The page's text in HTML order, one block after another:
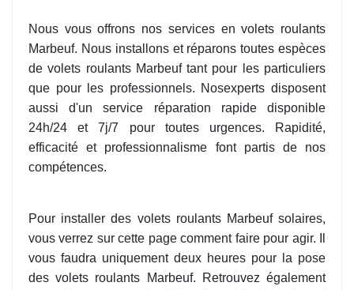
Nous vous offrons nos services en volets roulants
Marbeuf. Nous installons et réparons toutes espèces
de volets roulants Marbeuf tant pour les particuliers
que pour les professionnels. Nosexperts disposent
aussi d'un service réparation rapide disponible
24h/24 et 7j/7 pour toutes urgences. Rapidité,
efficacité et professionnalisme font partis de nos
compétences.
Pour installer des volets roulants Marbeuf solaires,
vous verrez sur cette page comment faire pour agir. Il
vous faudra uniquement deux heures pour la pose
des volets roulants Marbeuf. Retrouvez également